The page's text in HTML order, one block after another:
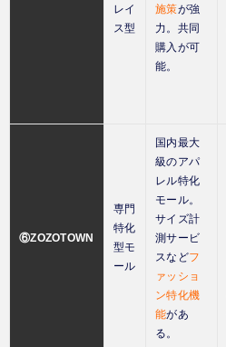
レイ
ス型
施策が強
力。共同
購入が可
能。
⑥ZOZOTOWN
専門
特化
型モ
ール
国内最大
級のアパ
レル特化
モール。
サイズ計
測サービ
スなどフ
ァッショ
ン特化機
能があ
る。